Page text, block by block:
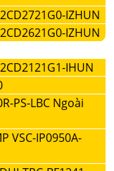
IZHUN
IZHUN
IHUN
PS-LBC Ngoài
VSC-IP0950A-